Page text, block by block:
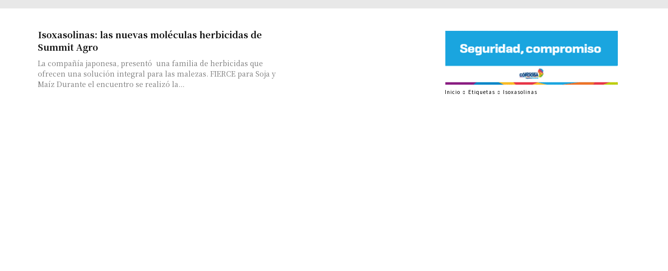
Isoxasolinas: las nuevas moléculas herbicidas de
Summit Agro
La compañía japonesa, presentó una familia de herbicidas que
ofrecen una solución integral para las malezas. FIERCE para Soja y
Maíz Durante el encuentro se realizó la...
Inicio Etiquetas Isoxasolinas